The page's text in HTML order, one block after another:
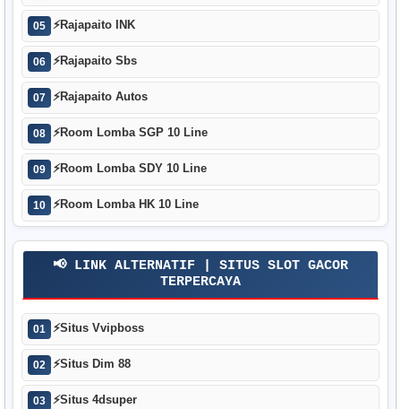
05 ⚡Rajapaito INK
06 ⚡Rajapaito Sbs
07 ⚡Rajapaito Autos
08 ⚡Room Lomba SGP 10 Line
09 ⚡Room Lomba SDY 10 Line
10 ⚡Room Lomba HK 10 Line
📢 LINK ALTERNATIF | SITUS SLOT GACOR
TERPERCAYA
01 ⚡Situs Vvipboss
02 ⚡Situs Dim 88
03 ⚡Situs 4dsuper